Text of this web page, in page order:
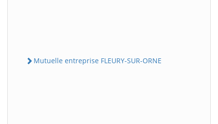
Mutuelle entreprise FLEURY-SUR-ORNE